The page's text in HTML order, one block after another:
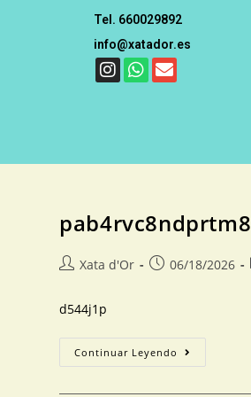
Tel. 660029892
info@xatador.es
pab4rvc8ndprtm8
Xata d'Or 06/18/2026
d544j1p
Continuar Leyendo